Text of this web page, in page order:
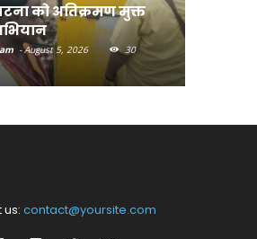
को अतिक्रमण मुक्त
- August 5, 2026
30
contact@yoursite.com